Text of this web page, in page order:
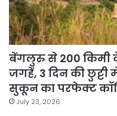
बेंगलुरु से 200 किमी
जगहें, 3 दिन की
सुकून का परफेक्ट
July 23, 2026